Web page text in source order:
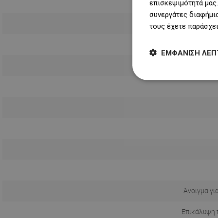
Άνοιγμα
Επικάλυψη
επισκεψιμότητά
συνεργάτες
τους έχετε
ΕΜΦΆΝΙΣΗ